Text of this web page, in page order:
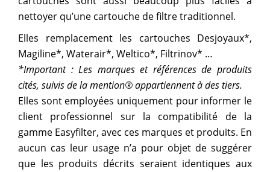
nettoyer qu’une cartouche de filtre traditionnel.
Elles remplacement les cartouches Desjoyaux*,
Magiline*, Waterair*, Weltico*, Filtrinov* …
*Important : Les marques et références de produits
cités, suivis de la mention® appartiennent à des tiers.
Elles sont employées uniquement pour informer le
client professionnel sur la compatibilité de la
gamme Easyfilter, avec ces marques et produits. En
aucun cas leur usage n’a pour objet de suggérer
que les produits décrits seraient identiques aux